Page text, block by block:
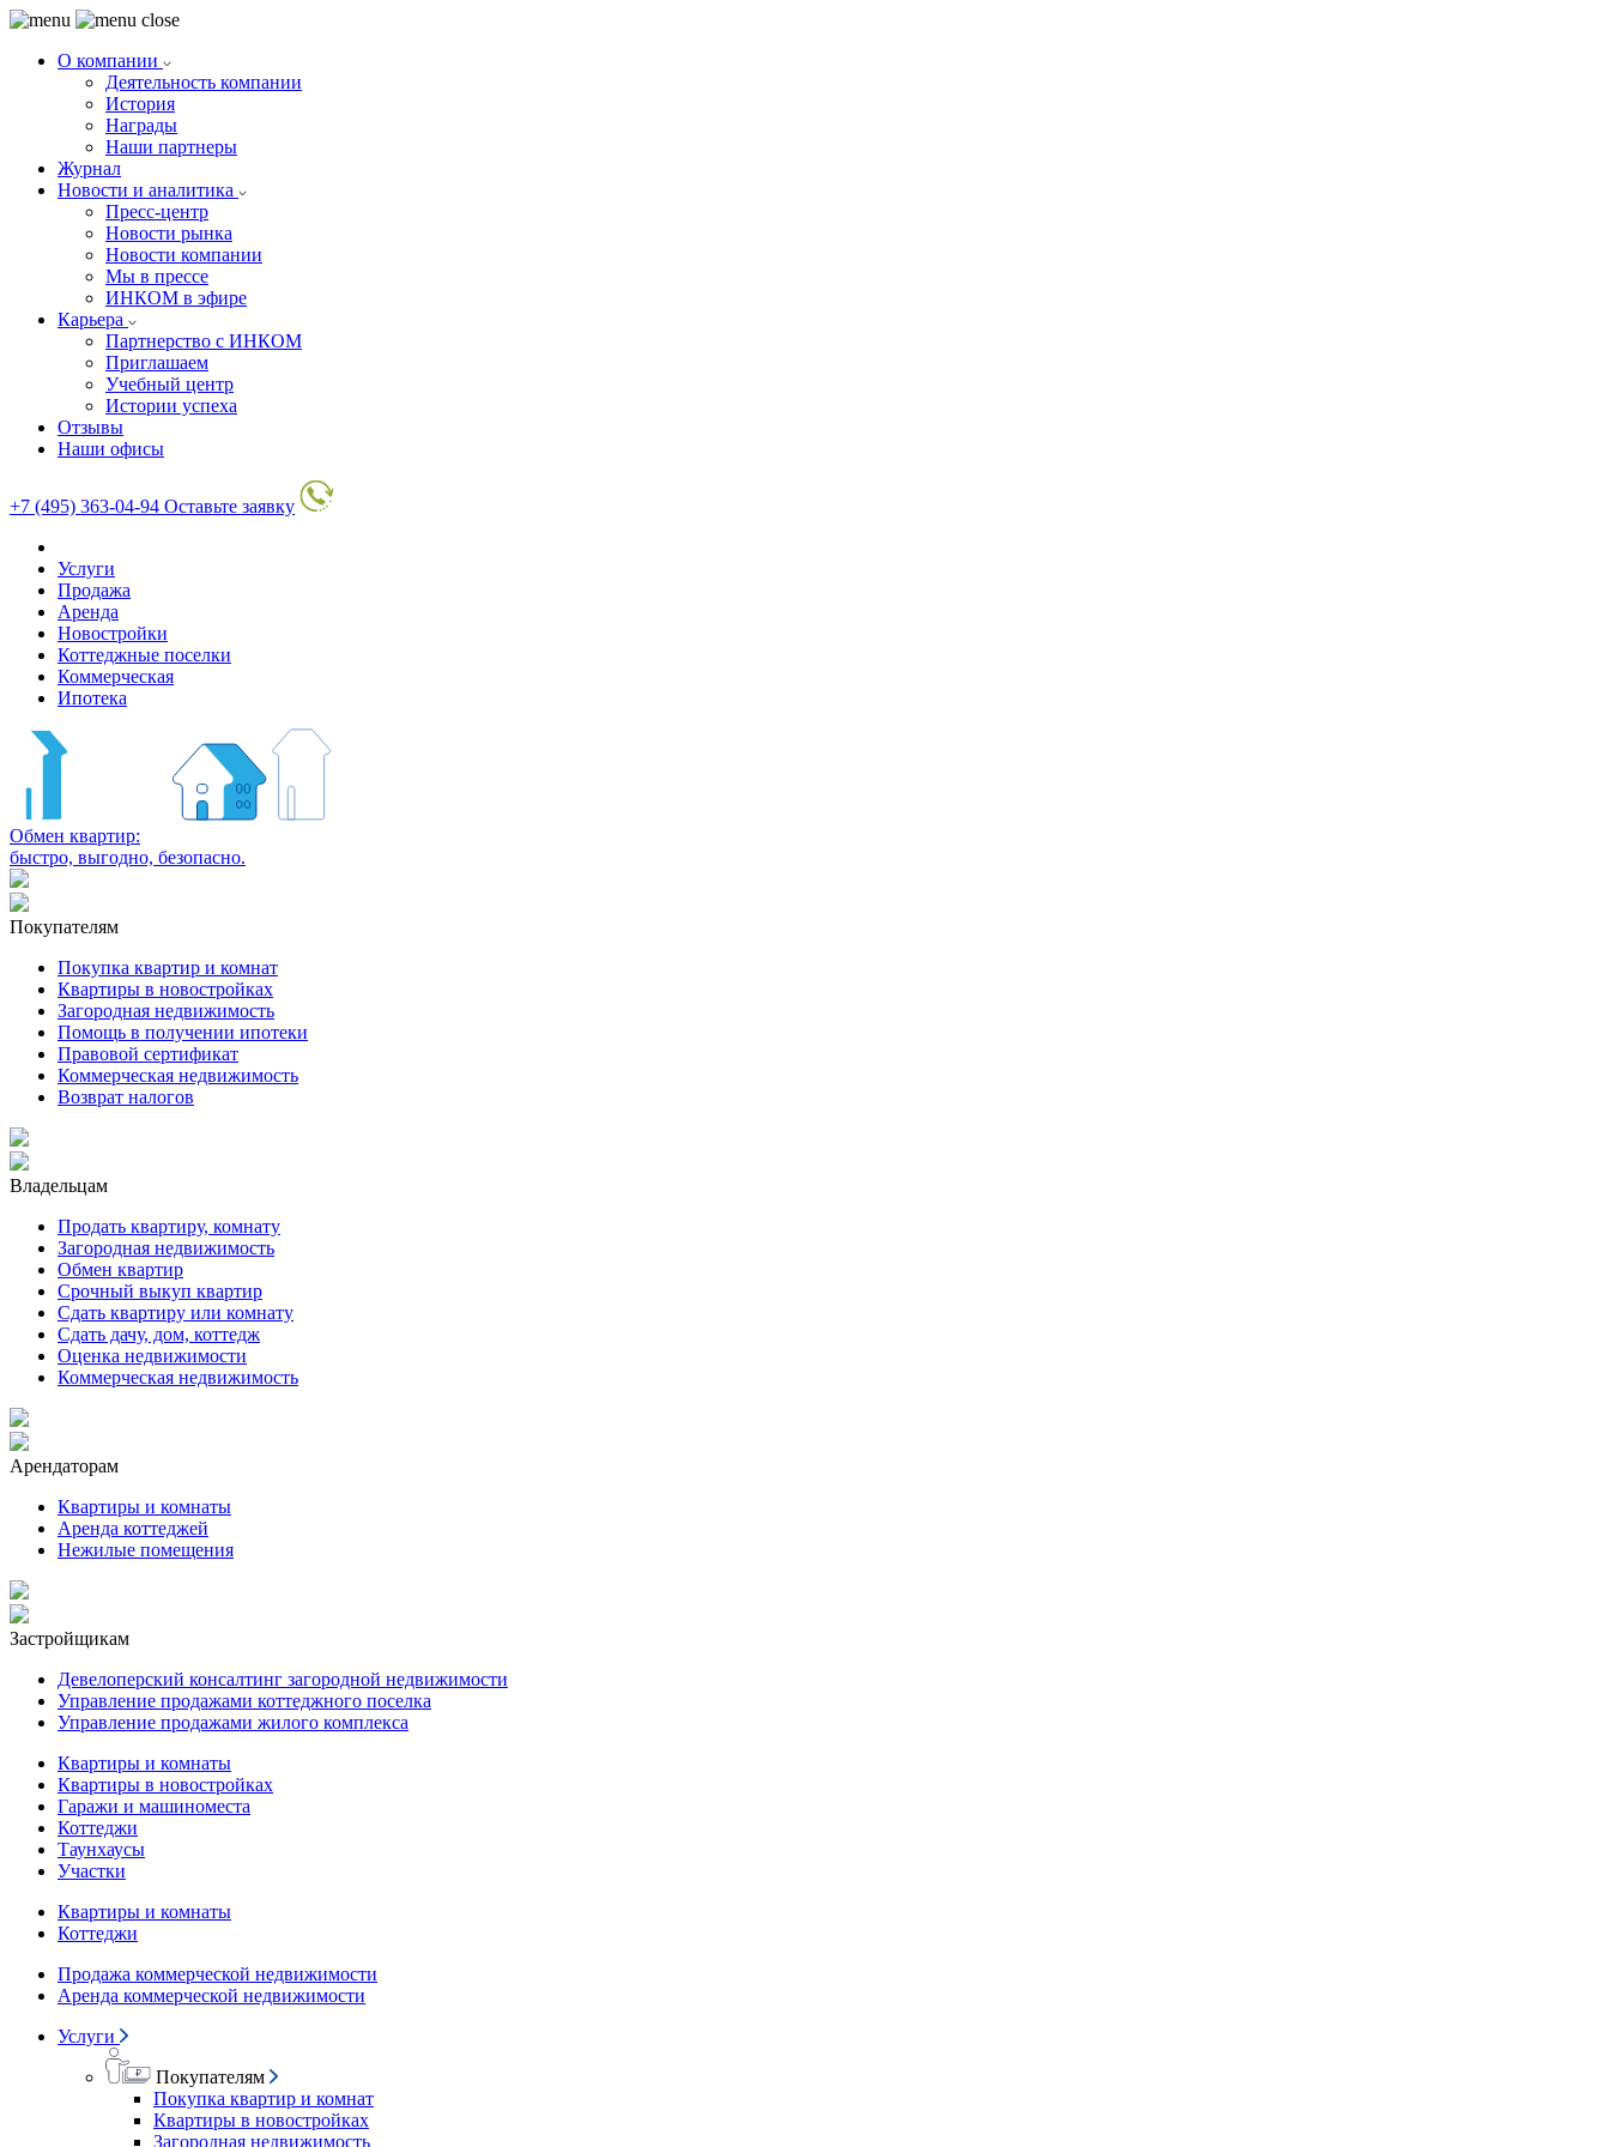
О компании
Деятельность компании
История
Награды
Наши партнеры
Журнал
Новости и аналитика
Пресс-центр
Новости рынка
Новости компании
Мы в прессе
ИНКОМ в эфире
Карьера
Партнерство с ИНКОМ
Приглашаем
Учебный центр
Истории успеха
Отзывы
Наши офисы
+7 (495) 363-04-94 Оставьте заявку
Услуги
Продажа
Аренда
Новостройки
Коттеджные поселки
Коммерческая
Ипотека
Обмен квартир:
быстро, выгодно, безопасно.
Покупателям
Покупка квартир и комнат
Квартиры в новостройках
Загородная недвижимость
Помощь в получении ипотеки
Правовой сертификат
Коммерческая недвижимость
Возврат налогов
Владельцам
Продать квартиру, комнату
Загородная недвижимость
Обмен квартир
Срочный выкуп квартир
Сдать квартиру или комнату
Сдать дачу, дом, коттедж
Оценка недвижимости
Коммерческая недвижимость
Арендаторам
Квартиры и комнаты
Аренда коттеджей
Нежилые помещения
Застройщикам
Девелоперский консалтинг загородной недвижимости
Управление продажами коттеджного поселка
Управление продажами жилого комплекса
Квартиры и комнаты
Квартиры в новостройках
Гаражи и машиноместа
Коттеджи
Таунхаусы
Участки
Квартиры и комнаты
Коттеджи
Продажа коммерческой недвижимости
Аренда коммерческой недвижимости
Услуги
Покупателям
Покупка квартир и комнат
Квартиры в новостройках
Загородная недвижимость